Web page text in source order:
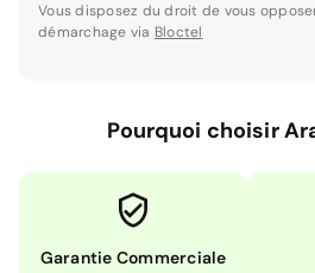
Vous disposez du droit de vous
démarchage via Bloctel
Pourquoi choisir
Garantie Commerciale